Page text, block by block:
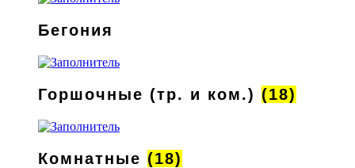
Бегония
Горшочные (тр. и ком.) (18)
Комнатные (18)